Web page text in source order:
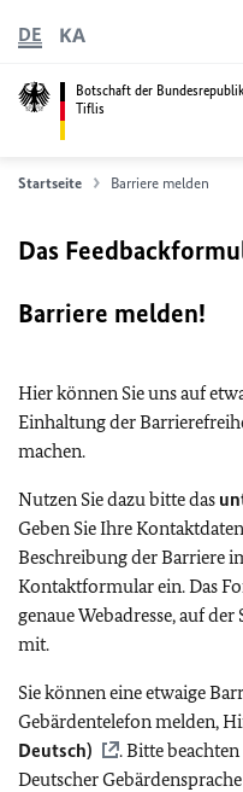
Botschaft der
Tiflis
DE KA
Startseite Barriere melden
Das
Barriere melden!
Hier können Sie uns auf
Einhaltung der
machen.
Nutzen Sie dazu bitte das
Geben Sie Ihre
Beschreibung der Barriere
Kontaktformular ein. Das
genaue Webadresse, auf
mit.
Sie können eine etwaige
Gebärdentelefon melden,
Deutsch)
. Bitte
Deutscher